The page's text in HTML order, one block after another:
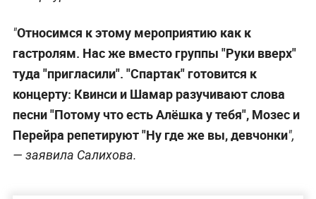
"Относимся к этому мероприятию как к
гастролям. Нас же вместо группы "Руки вверх"
туда "пригласили". "Спартак" готовится к
концерту: Квинси и Шамар разучивают слова
песни "Потому что есть Алёшка у тебя", Мозес и
Перейра репетируют "Ну где же вы, девчонки",
— заявила Салихова.